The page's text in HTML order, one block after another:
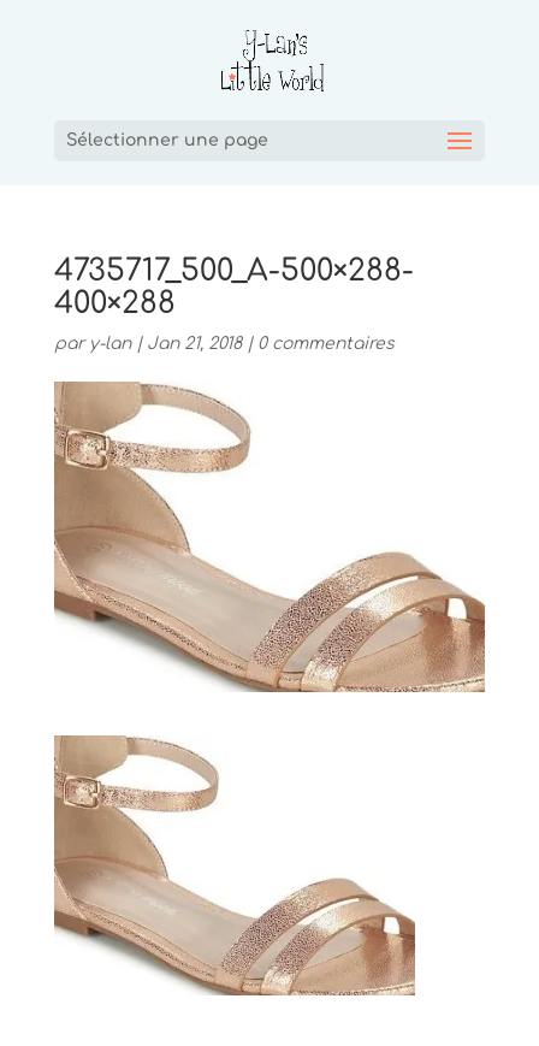
Sélectionner une page
4735717_500_A-500×288-
400×288
par y-lan| Jan 21, 2018| 0 commentaires